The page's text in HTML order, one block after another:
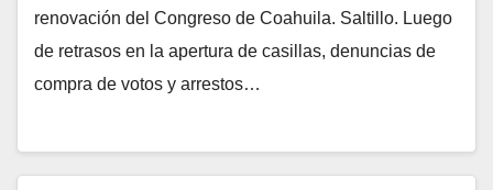
renovación del Congreso de Coahuila. Saltillo. Luego
de retrasos en la apertura de casillas, denuncias de
compra de votos y arrestos…